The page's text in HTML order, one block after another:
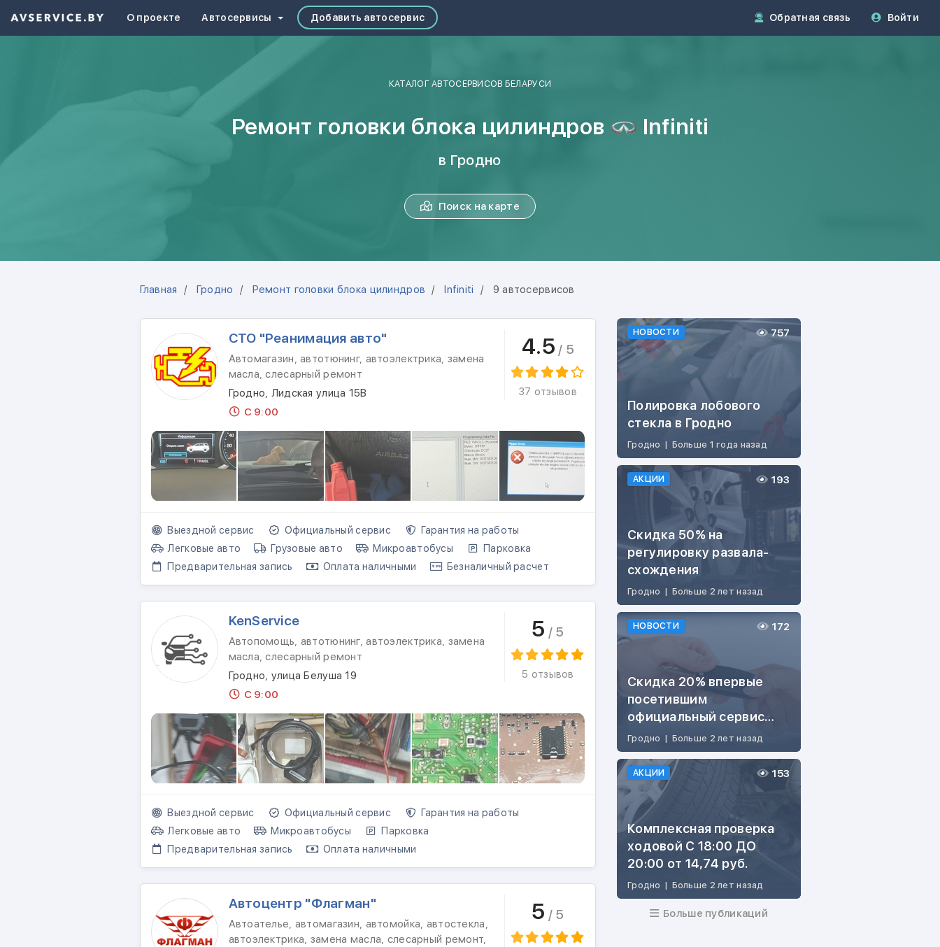
О проекте Автосервисы Добавить автосервис Обратная связь Войти
КАТАЛОГ АВТОСЕРВИСОВ БЕЛАРУСИ
Ремонт головки блока цилиндров Infiniti
в Гродно
Поиск на карте
Главная Гродно Ремонт головки блока цилиндров Infiniti 9 автосервисов
СТО "Реанимация авто"
Автомагазин, автотюнинг, автоэлектрика, замена
масла, слесарный ремонт
Гродно, Лидская улица 15В
С 9:00
4.5 / 5
37 отзывов
Выездной сервис Официальный сервис
Гарантия на работы
Легковые авто
Грузовые авто Микроавтобусы
Парковка
Предварительная запись
Оплата наличными Безналичный расчет
KenService
Автопомощь, автотюнинг, автоэлектрика, замена
масла, слесарный ремонт
Гродно, улица Белуша 19
С 9:00
5 / 5
5 отзывов
Выездной сервис Официальный сервис
Гарантия на работы
Легковые авто
Микроавтобусы
Парковка
Предварительная запись
Оплата наличными
Автоцентр "Флагман"
Автоателье, автомагазин, автомойка, автостекла,
автоэлектрика, замена масла, слесарный ремонт,
5 / 5
НОВОСТИ
Полировка лобового
стекла в Гродно
Гродно | Больше 1 года назад
757
АКЦИИ
Скидка 50% на
регулировку развала-
схождения
Гродно | Больше 2 лет назад
193
НОВОСТИ
Скидка 20% впервые
посетившим
официальный сервис
ŠKODA
Гродно | Больше 2 лет назад
172
АКЦИИ
Комплексная проверка
ходовой С 18:00 ДО
20:00 от 14,74 руб.
Гродно | Больше 2 лет назад
153
Больше публикаций